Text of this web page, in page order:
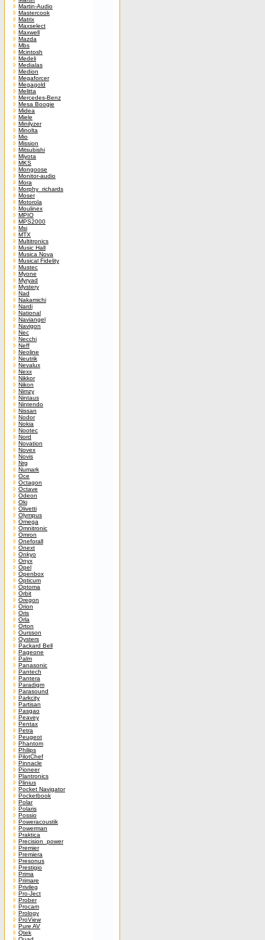
Martin-Audio
Mastercook
Matrix
Maxselect
Maxwell
Mazda
Mbs
Mcintosh
Medeli
Medialas
Medion
Megaforcer
Megagold
Melitta
Mercedes-Benz
Mesa Boogie
Midea
Miele
Minilyzer
Minolta
Mio
Mission
Mitsubishi
Miyota
MKS
Mongoose
Monitor-audio
Mora
Morphy_richards
Moser
Motorola
Moulinex
MPIO
MPS2000
Msi
MTX
Multitronics
Music Hall
Musica Nova
Musical Fidelity
Mustec
Myone
Myryad
Mystery
Nad
Nakamichi
Nardi
National
Naviangel
Navigon
Nec
Necchi
Neff
Neoline
Neutrik
Nevalux
Nexx
Nikkor
Nikon
Nimzy
Nintaus
Nintendo
Nissan
Nodor
Nokia
Nootec
Nord
Novation
Novex
Novis
Nrg
Numark
Oce
Octagon
Octave
Odeon
Oki
Olivetti
Olympus
Omega
Omnitronic
Omron
Oneforall
Onext
Onkyo
Onyx
Opel
Openbox
Opticum
Optoma
Orbit
Oregon
Orion
Oris
Orla
Orton
Oursson
Oysters
Packard Bell
Pageone
Palm
Panasonic
Pantech
Pantera
Paradigm
Parasound
Parkcity
Partisan
Pasgao
Peavey
Pentax
Petra
Peugeot
Phantom
Philips
PilotChef
Pinnacle
Pioneer
Plantronics
Plinius
Pocket Navigator
Pocketbook
Polar
Polaris
Possio
Poweracoustik
Powerman
Praktica
Precision_power
Premier
Premiera
Presonus
Prestigio
Prima
Primare
Privileg
Pro-Ject
Prober
Procam
Prology
ProView
Pure AV
Qtek